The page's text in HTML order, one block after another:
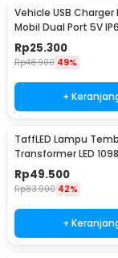
Vehicle USB Charger
Mobil Dual Port 5V
Splashproof - 42557
Rp25.300
Rp48.900 49%
+
TaffLED Lampu
Transformer LED
Cool White 5W - U5
Rp49.500
Rp83.900 42%
+